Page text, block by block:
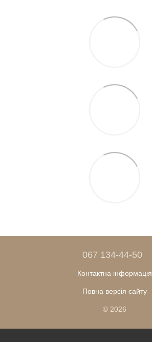
067 134-44-50
Контактна інформація
Повна версія сайту
© 2026